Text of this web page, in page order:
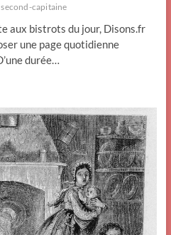
second-capitaine
aux bistrots du jour, Disons.fr
une page quotidienne
durée…